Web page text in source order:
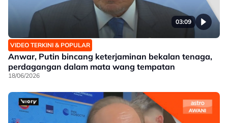
03:09
VIDEO TERKINI & POPULAR
Anwar, Putin bincang keterjaminan bekalan tenaga,
perdagangan dalam mata wang tempatan
18/06/2026